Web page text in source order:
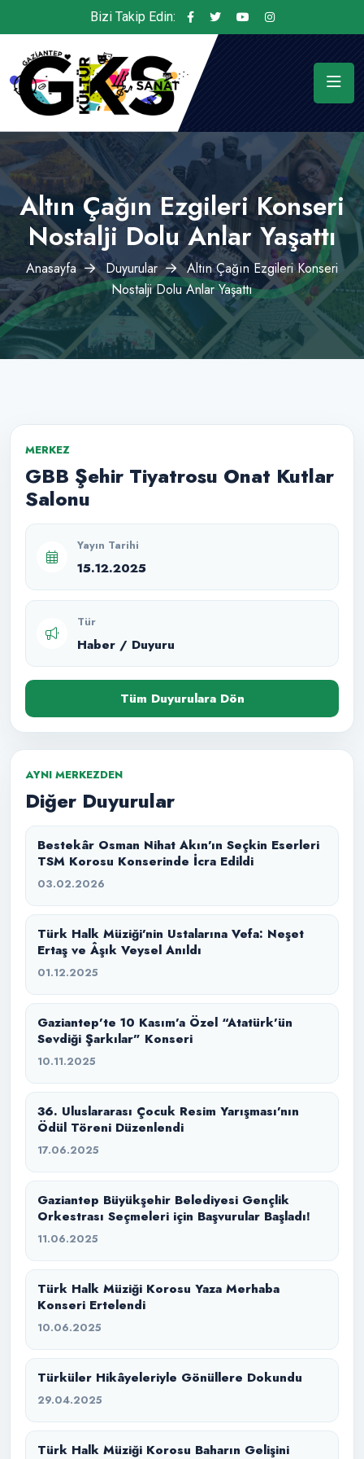
Bizi Takip Edin:
Altın Çağın Ezgileri Konseri
Nostalji Dolu Anlar Yaşattı
Anasayfa Duyurular
Altın Çağın Ezgileri Konseri
Nostalji Dolu Anlar Yaşattı
MERKEZ
GBB Şehir Tiyatrosu Onat Kutlar
Salonu
Yayın Tarihi
15.12.2025
Tür
Haber / Duyuru
Tüm Duyurulara Dön
AYNI MERKEZDEN
Diğer Duyurular
Bestekâr Osman Nihat Akın’ın Seçkin Eserleri
TSM Korosu Konserinde İcra Edildi
03.02.2026
Türk Halk Müziği’nin Ustalarına Vefa: Neşet
Ertaş ve Âşık Veysel Anıldı
01.12.2025
Gaziantep’te 10 Kasım’a Özel “Atatürk’ün
Sevdiği Şarkılar” Konseri
10.11.2025
36. Uluslararası Çocuk Resim Yarışması’nın
Ödül Töreni Düzenlendi
17.06.2025
Gaziantep Büyükşehir Belediyesi Gençlik
Orkestrası Seçmeleri için Başvurular Başladı!
11.06.2025
Türk Halk Müziği Korosu Yaza Merhaba
Konseri Ertelendi
10.06.2025
Türküler Hikâyeleriyle Gönüllere Dokundu
29.04.2025
Türk Halk Müziği Korosu Baharın Gelişini